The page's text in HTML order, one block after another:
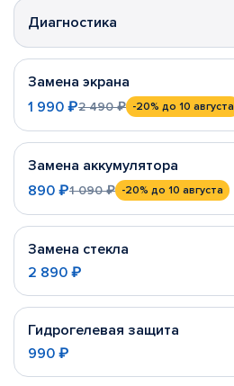
Диагностика
Замена экрана
1 990 ₽2 490 ₽ -20% до 10 августа
Замена аккумулятора
890 ₽1 090 ₽ -20% до 10 августа
Замена стекла
2 890 ₽
Гидрогелевая защита
990 ₽